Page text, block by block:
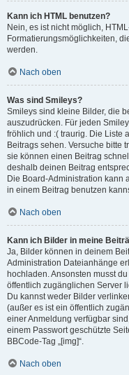
Kann ich HTML benutzen?
Nein, es ist nicht möglich,
Formatierungsmöglichkeiten,
werden.
Nach oben
Was sind Smileys?
Smileys sind kleine Bilder, die
auszudrücken. Für jeden
fröhlich und :( traurig. Die Liste
Beitrags sehen. Versuche bitte
sie können einen Beitrag
deshalb deinen Beitrag
Die Board-Administration kann
in einem Beitrag benutzen
Nach oben
Kann ich Bilder in meine
Ja, Bilder können in deinem
Administration Dateianhänge
hochladen. Ansonsten musst
öffentlich zugänglichen Server
Du kannst weder Bilder
(außer es ist ein öffentlich
einer Anmeldung verfügbar
einem Passwort geschützte
BBCode-Tag „[img]“.
Nach oben